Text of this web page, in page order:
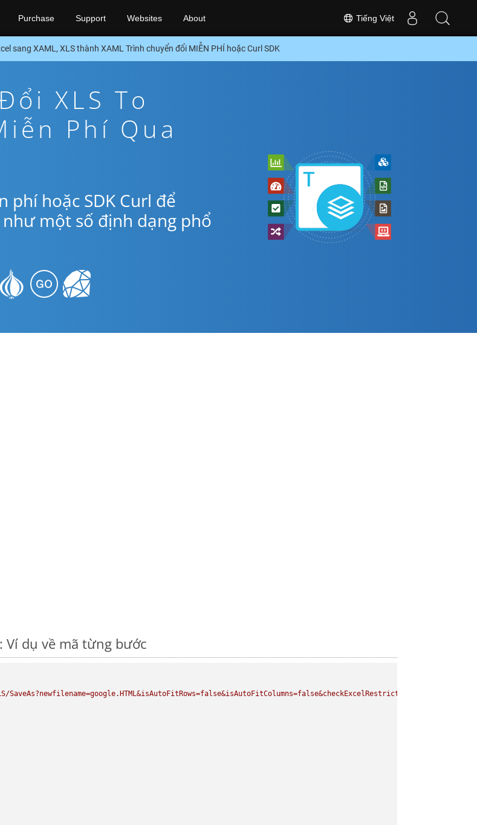
Tiếng Việt
Purchase Support Websites About
sang XAML, XLS thành XAML Trình chuyển đổi MIỄN PHÍ hoặc Curl SDK
XLS To
Phí Qua
hoặc SDK Curl để
như một số định dạng phổ
Ví dụ về mã từng bước